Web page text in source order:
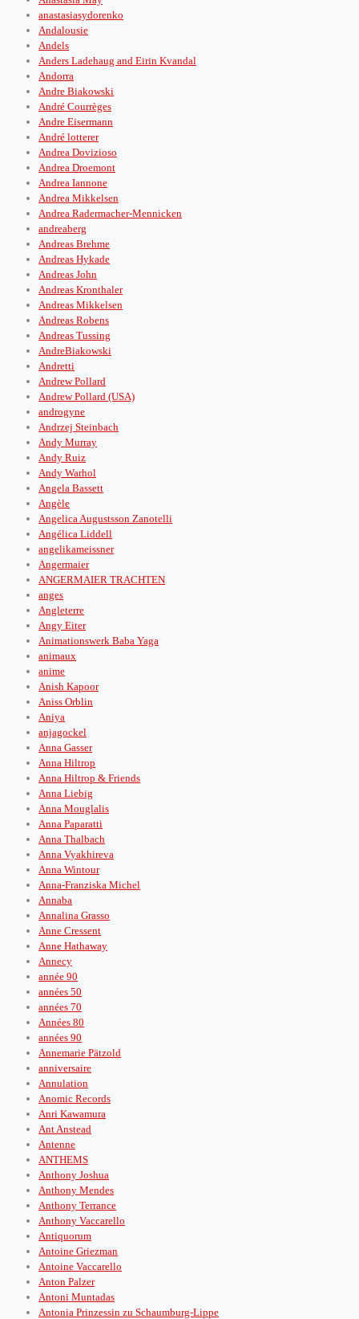
anastasiasydorenko
Andalousie
Andels
Anders Ladehaug and Eirin Kvandal
Andorra
Andre Biakowski
André Courrèges
Andre Eisermann
André lotterer
Andrea Dovizioso
Andrea Droemont
Andrea Iannone
Andrea Mikkelsen
Andrea Radermacher-Mennicken
andreaberg
Andreas Brehme
Andreas Hykade
Andreas John
Andreas Kronthaler
Andreas Mikkelsen
Andreas Robens
Andreas Tussing
AndreBiakowski
Andretti
Andrew Pollard
Andrew Pollard (USA)
androgyne
Andrzej Steinbach
Andy Murray
Andy Ruiz
Andy Warhol
Angela Bassett
Angèle
Angelica Augustsson Zanotelli
Angélica Liddell
angelikameissner
Angermaier
ANGERMAIER TRACHTEN
anges
Angleterre
Angy Eiter
Animationswerk Baba Yaga
animaux
anime
Anish Kapoor
Aniss Orblin
Aniya
anjagockel
Anna Gasser
Anna Hiltrop
Anna Hiltrop & Friends
Anna Liebig
Anna Mouglalis
Anna Paparatti
Anna Thalbach
Anna Vyakhireva
Anna Wintour
Anna-Franziska Michel
Annaba
Annalina Grasso
Anne Cressent
Anne Hathaway
Annecy
année 90
années 50
années 70
Années 80
années 90
Annemarie Pätzold
anniversaire
Annulation
Anomic Records
Anri Kawamura
Ant Anstead
Antenne
ANTHEMS
Anthony Joshua
Anthony Mendes
Anthony Terrance
Anthony Vaccarello
Antiquorum
Antoine Griezman
Antoine Vaccarello
Anton Palzer
Antoni Muntadas
Antonia Prinzessin zu Schaumburg-Lippe